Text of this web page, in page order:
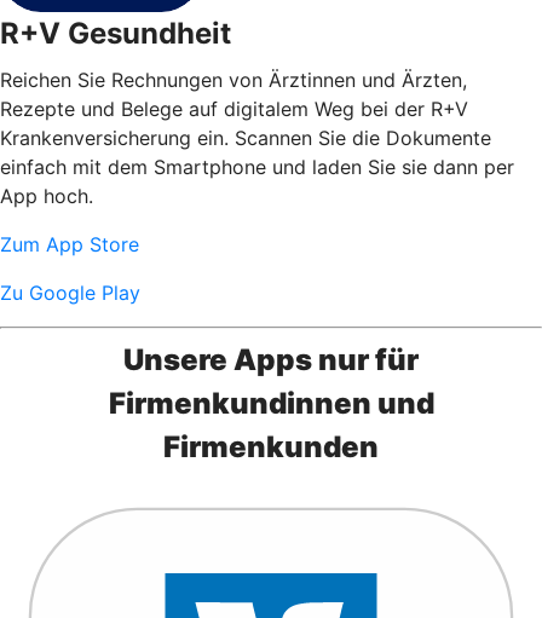
R+V Gesundheit
Reichen Sie Rechnungen von Ärztinnen und Ärzten,
Rezepte und Belege auf digitalem Weg bei der R+V
Krankenversicherung ein. Scannen Sie die Dokumente
einfach mit dem Smartphone und laden Sie sie dann per
App hoch.
Zum App Store
Zu Google Play
Unsere Apps nur für
Firmenkundinnen und
Firmenkunden